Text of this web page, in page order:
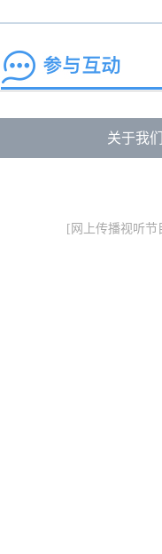
关于我们
[ 网上传播视听节